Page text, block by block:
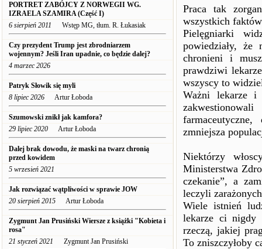
PORTRET ZABÓJCY Z NORWEGII WG.
IZRAELA SZAMIRA (Część I)
6 sierpień 2011 Wstęp MG, tłum. R. Łukasiak
Czy prezydent Trump jest zbrodniarzem
wojennym? Jeśli Iran upadnie, co będzie dalej?
4 marzec 2026
Patryk Słowik się myli
8 lipiec 2026 Artur Łoboda
Szumowski znikł jak kamfora?
29 lipiec 2020 Artur Łoboda
Dalej brak dowodu, że maski na twarz chronią
przed kowidem
5 wrzesień 2021
Jak rozwiązać wątpliwości w sprawie JOW
20 sierpień 2015 Artur Łoboda
Zygmunt Jan Prusiński Wiersze z książki "Kobieta i
rosa"
21 styczeń 2021 Zygmunt Jan Prusiński
Praca tak
wszystkich
Pielęgniarki
powiedziały,
chronieni i
prawdziwi
wszyscy to
Ważni lekarze
zmniejsza
Niektórzy
Ministerstwa
czekanie”, a
leczyli
Wiele istnień
lekarze ci nigdy
rzeczą, jakiej
To zniszczyłoby